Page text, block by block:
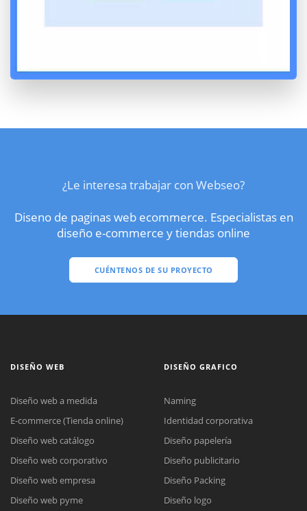
¿Le interesa trabajar con Webseo?
Diseno de paginas web ecommerce. Especialistas en
diseño e-commerce y tiendas online
CUÉNTENOS DE SU PROYECTO
DISEÑO WEB
Diseño web a medida
E-commerce (Tienda online)
Diseño web catálogo
Diseño web corporativo
Diseño web empresa
Diseño web pyme
DISEÑO GRAFICO
Naming
Identidad corporativa
Diseño papelería
Diseño publicitario
Diseño Packing
Diseño logo